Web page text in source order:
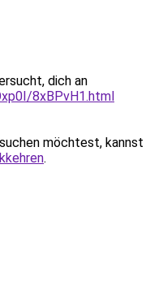
dich an
8xBPvH1.html
möchtest, kannst
.